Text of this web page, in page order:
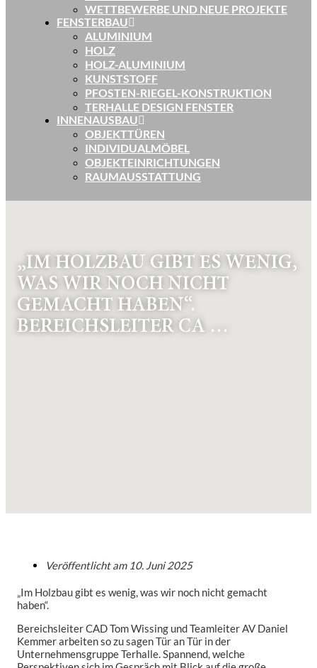
WETTBEWERBE UND NEUE PROJEKTE
FENSTERBAU
ALUMINIUM
HOLZ
HOLZ-ALUMINIUM
KUNSTSTOFF
PFOSTEN-RIEGEL-KONSTRUKTION
TERHALLE DESIGN FENSTER
INNENAUSBAU
OBJEKTTÜREN
INDIVIDUALMÖBEL
OBJEKTEINRICHTUNGEN
RAUMAUSSTATTUNG
„IM HOLZBAU GIBT ES WENIG,
WAS WIR NOCH NICHT
GEMACHT HABEN“.
BEREICHSLEITER CA …
Veröffentlicht am 10. Juni 2025
„Im Holzbau gibt es wenig, was wir noch nicht gemacht
haben“.
Bereichsleiter CAD Tom Wissing und Teamleiter AV Daniel
Kemmer arbeiten so zu sagen Tür an Tür in der
Unternehmensgruppe Terhalle. Spannend, welche